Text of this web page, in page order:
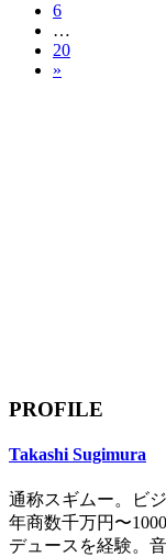
6
…
20
»
PROFILE
Takashi Sugimura
通称スギムー。ビ
年商数千万円〜
デュースを経験。